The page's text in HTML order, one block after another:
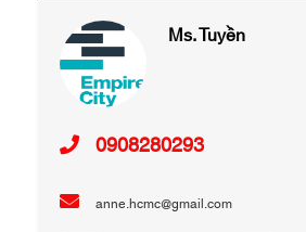
Ms. Tuyền
0908280293
anne.hcmc@gmail.com